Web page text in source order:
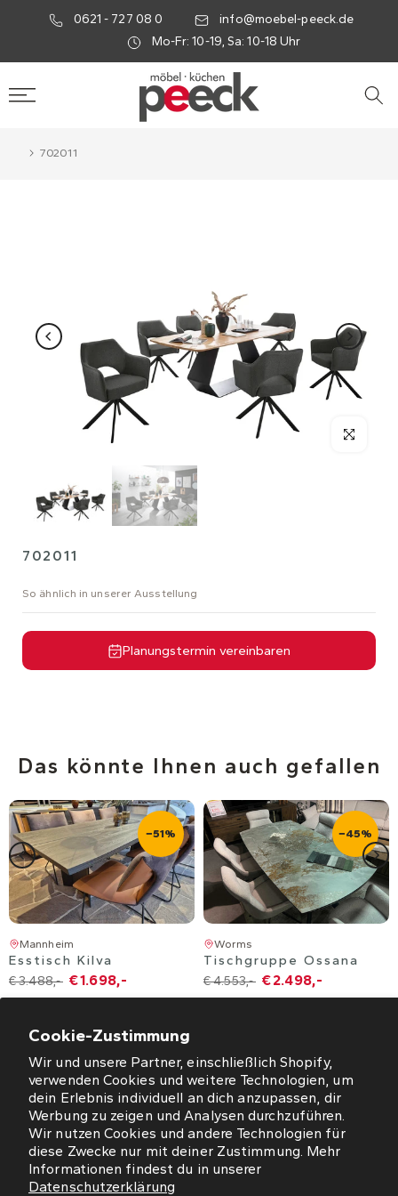
Cookie-Zustimmung
Wir und unsere Partner, einschließlich Shopify,
verwenden Cookies und weitere Technologien, um
dein Erlebnis individuell an dich anzupassen, dir
Werbung zu zeigen und Analysen durchzuführen.
Wir nutzen Cookies und andere Technologien für
diese Zwecke nur mit deiner Zustimmung. Mehr
Informationen findest du in unserer
Datenschutzerklärung
0621 - 727 08 0
info@moebel-peeck.de
Mo-Fr: 10-19, Sa: 10-18 Uhr
702011
702011
So ähnlich in unserer Ausstellung
Planungstermin vereinbaren
Das könnte Ihnen auch gefallen
−51%
Mannheim
Esstisch Kilva
€ 3.488,- € 1.698,-
−45%
Worms
Tischgruppe Ossana
€ 4.553,- € 2.498,-
ÖFFNUNGSZEITEN
NEWSLETTER